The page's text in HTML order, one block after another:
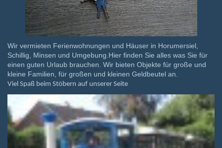
Wir vermieten Ferienwohnungen und Häuser in Horumersiel,
Schillig, Minsen und Umgebung.Hier finden Sie alles was Sie für
einen guten Urlaub brauchen. Wir bieten Objekte für große und
kleine Familien, für großen und kleinen Geldbeutel an.
Viel Spaß beim Stöbern auf unserer Seite